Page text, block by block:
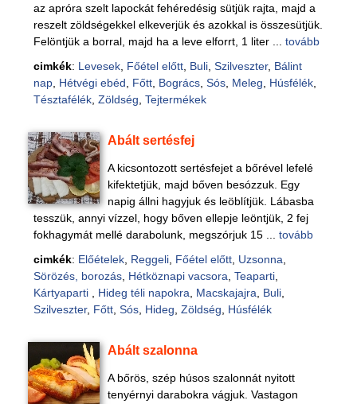
az apróra szelt lapockát fehéredésig sütjük rajta, majd a
reszelt zöldségekkel elkeverjük és azokkal is összesütjük.
Felöntjük a borral, majd ha a leve elforrt, 1 liter ... tovább
cimkék: Levesek, Főétel előtt, Buli, Szilveszter, Bálint
nap, Hétvégi ebéd Főtt, Bogrács, Sós, Meleg Húsfélék,
Tésztafélék, Zöldség Tejtermékek
Abált sertésfej
A kicsontozott sertésfejet a bőrével lefelé
kifektetjük, majd bőven besózzuk. Egy
napig állni hagyjuk és leöblítjük. Lábasba
tesszük, annyi vízzel, hogy bőven ellepje leöntjük, 2 fej
fokhagymát mellé darabolunk, megszórjuk 15 ... tovább
cimkék: Előételek, Reggeli, Főétel előtt, Uzsonna
Sörözés, borozás, Hétköznapi vacsora Teaparti,
Kártyaparti
Hideg téli napokra Macskajajra Buli,
Szilveszter, Főtt, Sós, Hideg Zöldség Húsfélék
Abált szalonna
A bőrös, szép húsos szalonnát nyitott
tenyérnyi darabokra vágjuk. Vastagon